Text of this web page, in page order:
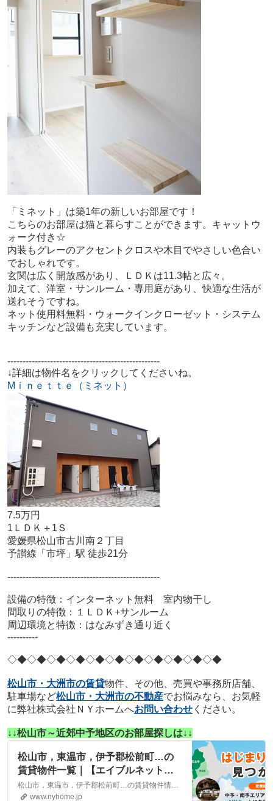
「ミネット」は築1年の新しいお部屋です！
こちらのお部屋は猫と暮らすことができます。キャットウ
ォーク付き☆
内装もグレーのアクセントクロスや木目でやさしい色合い
でおしゃれです。
玄関は広く開放感があり、ＬＤＫは11.3帖と広々。
加えて、洋室・サンルーム・専用庭があり、快適な生活が
送れそうですね。
ネット使用料無料・ウォークインクローゼット・システム
キッチンなど設備も充実しています。
--------------------------------------------------
↓詳細は物件名をクリックしてくださいね。
Mｉｎｅｔｔｅ（ミネット）
7.5万円
1ＬＤＫ＋1Ｓ
愛媛県松山市古川南２丁目
予讃線「市坪」駅 徒歩21分
--------------------------------------------------
設備の特徴：インターネット無料 室内物干し
間取りの特徴：１ＬＤＫ+サンルーム
周辺環境と特徴：はなみずき通り近く
----------
◇◆◇◆◇◆◇◆◇◆◇◆◇◆◇◆◇◆◇◆◇◆
松山市・大洲市の賃貸物件、その他、売買や事務所店舗、
駐車場など松山市・大洲市の不動産でお悩みなら、お気軽
に弊社株式会社ＮＹホームへお問い合わせください。
↓↓松山市～近郊中予地区のお部屋探しは↓↓
松山市，東温市，伊予郡松前町…の
賃貸物件一覧｜【エイブルネットワ
ーク】(株)NYホーム 松山市・大洲
市の賃貸・不動産
松山市，東温市，伊予郡松前町…の賃貸物件情報は、こちらに掲載しております。株式会社NYホームが自信を持ってご紹介する物件ばかりとなっております。お客様のニーズにそった物件が見つかりましたら、弊社までお気軽にお問い合わせください。
www.nyhome.jp